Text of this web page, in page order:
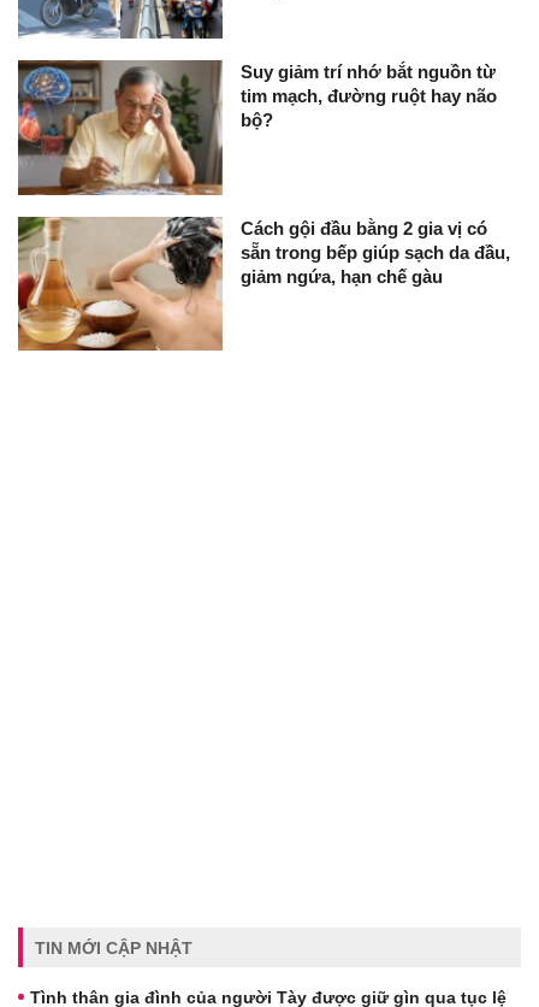
Suy giảm trí nhớ bắt nguồn từ
tim mạch, đường ruột hay não
bộ?
Cách gội đầu bằng 2 gia vị có
sẵn trong bếp giúp sạch da đầu,
giảm ngứa, hạn chế gàu
TIN MỚI CẬP NHẬT
Tình thân gia đình của người Tày được giữ gìn qua tục lệ